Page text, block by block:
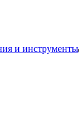
и инструменты